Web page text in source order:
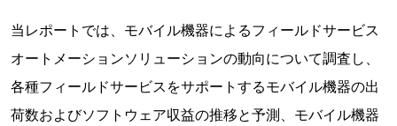
当レポートでは、モバイル機器によるフィールドサービス
オートメーションソリューションの動向について調査し、
各種フィールドサービスをサポートするモバイル機器の出
荷数およびソフトウェア収益の推移と予測、モバイル機器